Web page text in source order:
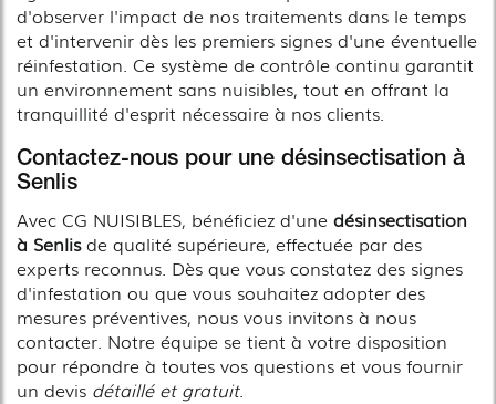
d'observer l'impact de nos traitements dans le temps
et d'intervenir dès les premiers signes d'une éventuelle
réinfestation. Ce système de contrôle continu garantit
un environnement sans nuisibles, tout en offrant la
tranquillité d'esprit nécessaire à nos clients.
Contactez-nous pour une désinsectisation à
Senlis
Avec CG NUISIBLES, bénéficiez d'une désinsectisation
à Senlisde qualité supérieure, effectuée par des
experts reconnus. Dès que vous constatez des signes
d'infestation ou que vous souhaitez adopter des
mesures préventives, nous vous invitons à nous
contacter. Notre équipe se tient à votre disposition
pour répondre à toutes vos questions et vous fournir
un devis détaillé et gratuit.